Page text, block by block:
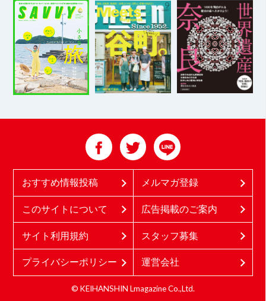
おすすめ情報投稿 メルマガ登録
このサイトについて 広告掲載のご案内
サイト利用規約 スタッフ募集
プライバシーポリシー 運営会社
© KEIHANSHIN Lmagazine Co.,Ltd.